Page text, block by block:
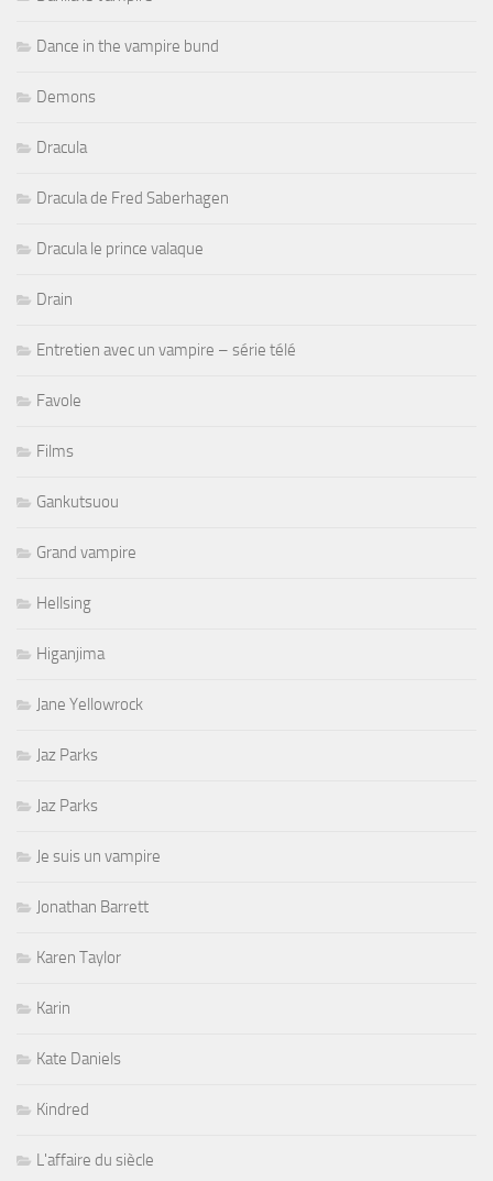
Dance in the vampire bund
Demons
Dracula
Dracula de Fred Saberhagen
Dracula le prince valaque
Drain
Entretien avec un vampire – série télé
Favole
Films
Gankutsuou
Grand vampire
Hellsing
Higanjima
Jane Yellowrock
Jaz Parks
Jaz Parks
Je suis un vampire
Jonathan Barrett
Karen Taylor
Karin
Kate Daniels
Kindred
L'affaire du siècle